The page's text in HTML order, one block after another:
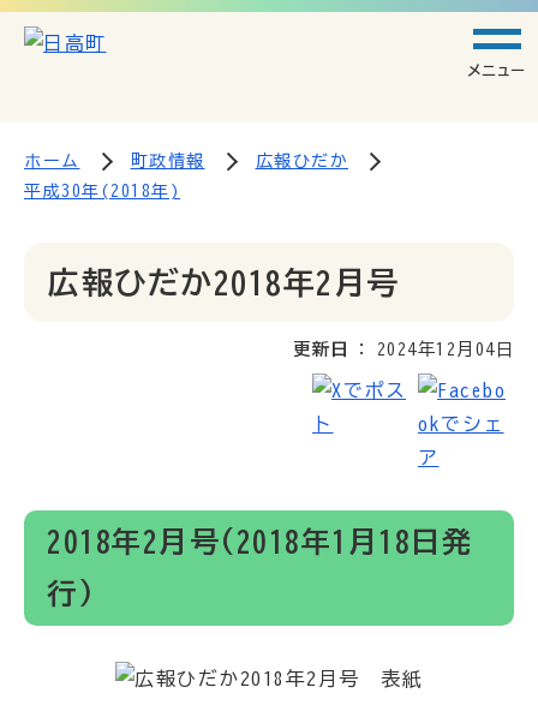
メニュー
ホーム 町政情報
広報ひだか
平成30年(2018年)
広報ひだか2018年2月号
更新日 2024年12月04日
2018年2月号(2018年1月18日発
行)